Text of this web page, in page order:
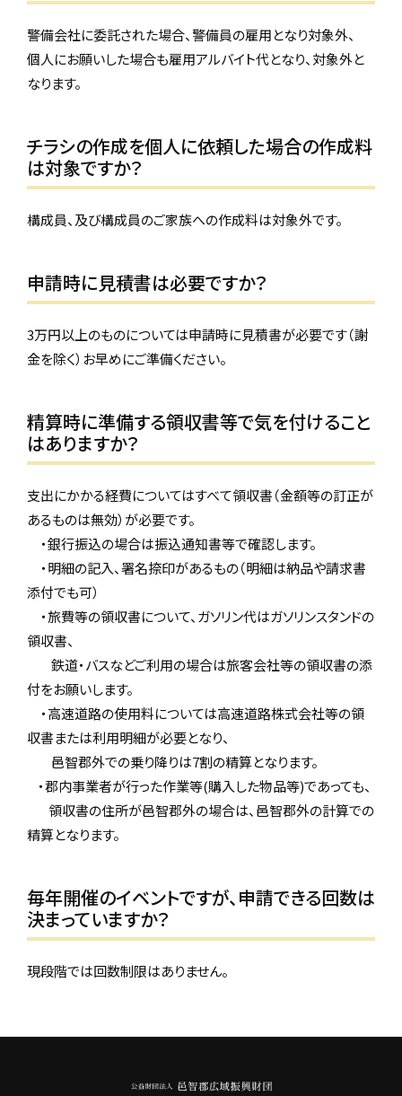
警備会社に委託された場合、警備員の雇用となり対象外、
個人にお願いした場合も雇用アルバイト代となり、対象外と
なります。
チラシの作成を個人に依頼した場合の作成料
は対象ですか？
構成員、及び構成員のご家族への作成料は対象外です。
申請時に見積書は必要ですか？
3万円以上のものについては申請時に見積書が必要です（謝
金を除く）お早めにご準備ください。
精算時に準備する領収書等で気を付けること
はありますか？
支出にかかる経費についてはすべて領収書（金額等の訂正が
あるものは無効）が必要です。
・銀行振込の場合は振込通知書等で確認します。
・明細の記入、署名捺印があるもの（明細は納品や請求書
添付でも可）
・旅費等の領収書について、ガソリン代はガソリンスタンドの
領収書、
鉄道・バスなどご利用の場合は旅客会社等の領収書の添
付をお願いします。
・高速道路の使用料については高速道路株式会社等の領
収書または利用明細が必要となり、
邑智郡外での乗り降りは7割の精算となります。
・郡内事業者が行った作業等(購入した物品等)であっても、
領収書の住所が邑智郡外の場合は、邑智郡外の計算での
精算となります。
毎年開催のイベントですが、申請できる回数は
決まっていますか？
現段階では回数制限はありません。